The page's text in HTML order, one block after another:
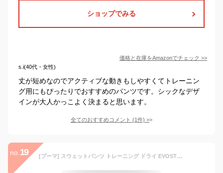
ショップでみる
価格と在庫をAmazonでチェック >>
s.i(40代・女性)
丈が短めなのでアクティブな動きもしやすくてトレーニン
グ用にもぴったりでおすすめのパンツです。シックなデザ
インが大人かっこよく決まると思います。
全てのおすすめコメント (1件) >
no. 19 [プーマ] スウェットパンツ トレーニング ドライ EVOSTRIPE パンツ レディース プーマブラック(01) 日本 L (-)